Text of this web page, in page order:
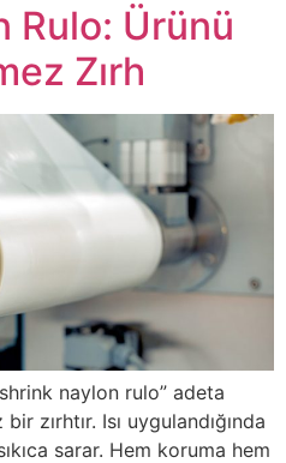
Rulo: Ürünü
Zırh
naylon rulo” adeta
zırhtır. Isı uygulandığında
sarar. Hem koruma hem